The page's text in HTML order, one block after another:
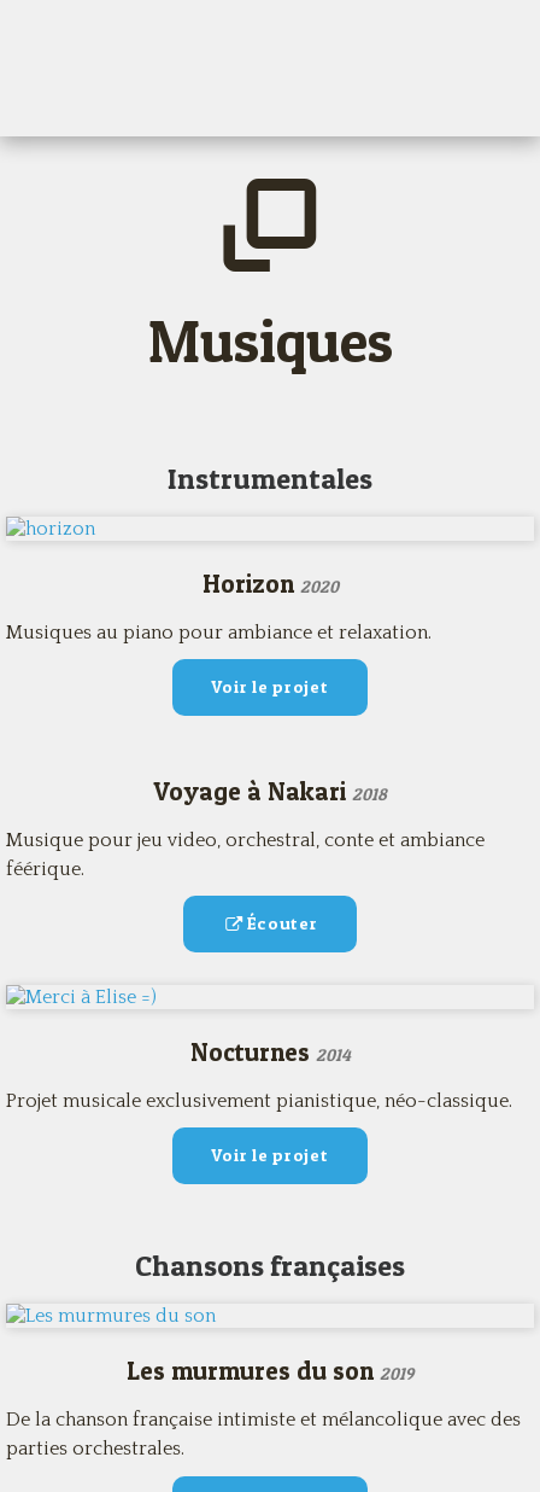
Musiques
Instrumentales
Horizon 2020
Musiques au piano pour ambiance et relaxation.
Voir le projet
Voyage à Nakari 2018
Musique pour jeu video, orchestral, conte et ambiance
féérique.
Écouter
Nocturnes 2014
Projet musicale exclusivement pianistique, néo-classique.
Voir le projet
Chansons françaises
Les murmures du son 2019
De la chanson française intimiste et mélancolique avec des
parties orchestrales.